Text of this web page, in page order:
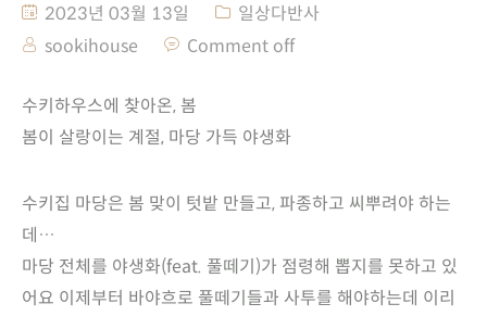
2023년 03월 13일
일상다반사
sookihouse
Comment off
수키하우스에 찾아온, 봄
봄이 살랑이는 계절, 마당 가득 야생화
수키집 마당은 봄 맞이 텃밭 만들고, 파종하고 씨뿌려야 하는
데…
마당 전체를 야생화(feat. 풀떼기)가 점령해 뽑지를 못하고 있
어요 이제부터 바야흐로 풀떼기들과 사투를 해야하는데 이리